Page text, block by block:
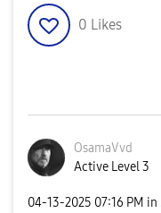
0 Likes
OsamaVvd
Active Level 3
‎04-13-2025 07:16 PM in